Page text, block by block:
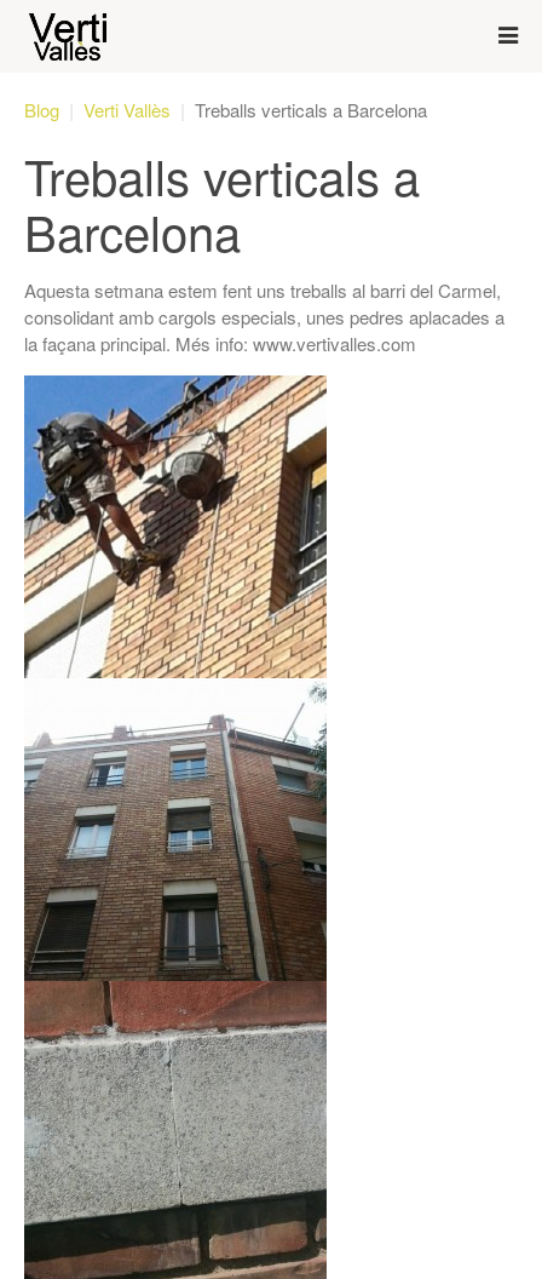
Blog Verti Vallès Treballs verticals a Barcelona
Treballs verticals a
Barcelona
Aquesta setmana estem fent uns treballs al barri del Carmel,
consolidant amb cargols especials, unes pedres aplacades a
la façana principal. Més info: www.vertivalles.com